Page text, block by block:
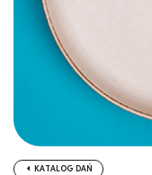
KATALOG DAŃ